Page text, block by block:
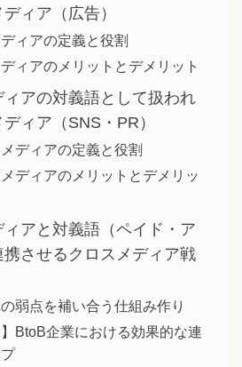
ィア（広告）
ィアの定義と役割
ィアのメリットとデメリット
アの対義語として扱われ
ィア（SNS・PR）
ディアの定義と役割
ディアのメリットとデメリッ
アと対義語（ペイド・ア
させるクロスメディア戦
弱点を補い合う仕組み作り
】BtoB企業における効果的な連